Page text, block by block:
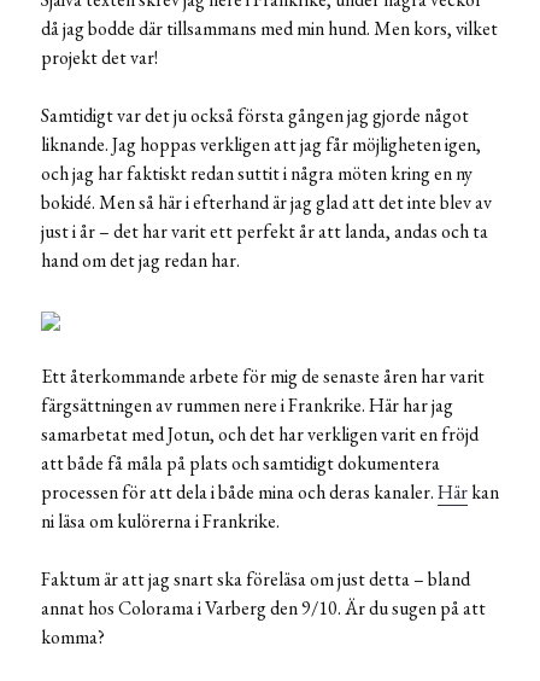
då jag bodde där tillsammans med min hund. Men kors, vilket
projekt det var!
Samtidigt var det ju också första gången jag gjorde något
liknande. Jag hoppas verkligen att jag får möjligheten igen,
och jag har faktiskt redan suttit i några möten kring en ny
bokidé. Men så här i efterhand är jag glad att det inte blev av
just i år – det har varit ett perfekt år att landa, andas och ta
hand om det jag redan har.
Ett återkommande arbete för mig de senaste åren har varit
färgsättningen av rummen nere i Frankrike. Här har jag
samarbetat med Jotun, och det har verkligen varit en fröjd
att både få måla på plats och samtidigt dokumentera
processen för att dela i både mina och deras kanaler.Härkan
ni läsa om kulörerna i Frankrike.
Faktum är att jag snart ska föreläsa om just detta – bland
annat hos Colorama i Varberg den 9/10. Är du sugen på att
komma?